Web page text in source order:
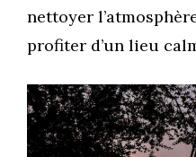
nettoyer
profiter d’un lieu